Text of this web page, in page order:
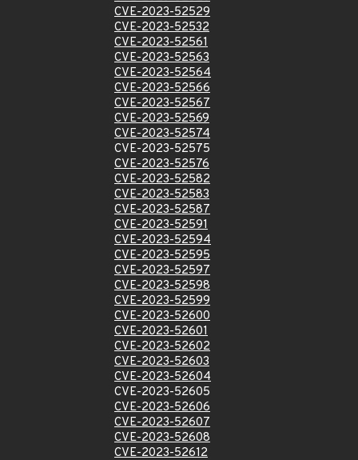
CVE-2023-52529
CVE-2023-52532
CVE-2023-52561
CVE-2023-52563
CVE-2023-52564
CVE-2023-52566
CVE-2023-52567
CVE-2023-52569
CVE-2023-52574
CVE-2023-52575
CVE-2023-52576
CVE-2023-52582
CVE-2023-52583
CVE-2023-52587
CVE-2023-52591
CVE-2023-52594
CVE-2023-52595
CVE-2023-52597
CVE-2023-52598
CVE-2023-52599
CVE-2023-52600
CVE-2023-52601
CVE-2023-52602
CVE-2023-52603
CVE-2023-52604
CVE-2023-52605
CVE-2023-52606
CVE-2023-52607
CVE-2023-52608
CVE-2023-52612